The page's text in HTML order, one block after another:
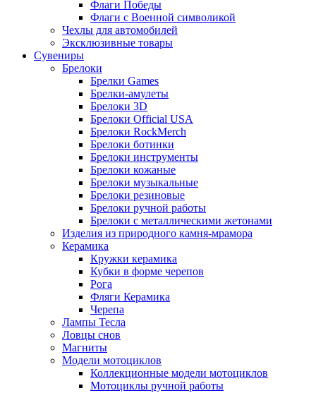
Флаги Победы
Флаги с Военной символикой
Чехлы для автомобилей
Эксклюзивные товары
Сувениры
Брелоки
Брелки Games
Брелки-амулеты
Брелоки 3D
Брелоки Official USA
Брелоки RockMerch
Брелоки ботинки
Брелоки инструменты
Брелоки кожаные
Брелоки музыкальные
Брелоки резиновые
Брелоки ручной работы
Брелоки с металлическими жетонами
Изделия из природного камня-мрамора
Керамика
Кружки керамика
Кубки в форме черепов
Рога
Фляги Керамика
Черепа
Лампы Тесла
Ловцы снов
Магниты
Модели мотоциклов
Коллекционные модели мотоциклов
Мотоциклы ручной работы